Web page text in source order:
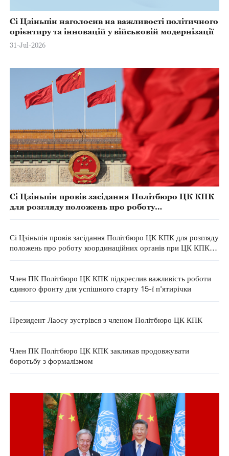
Сі Цзіньпін наголосив на важливості політичного
орієнтиру та інновацій у військовій модернізації
31-Jul-2026
Сі Цзіньпін провів засідання Політбюро ЦК КПК
для розгляду положень про роботу
Сі Цзіньпін провів засідання Політбюро ЦК КПК для розгляду
положень про роботу координаційних органів при ЦК КПК
Член ПК Політбюро ЦК КПК підкреслив важливість роботи
єдиного фронту для успішного старту 15-ї п'ятирічки
Президент Лаосу зустрівся з членом Політбюро ЦК КПК
Член ПК Політбюро ЦК КПК закликав продовжувати
боротьбу з формалізмом